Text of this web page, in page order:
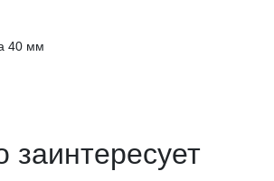
40 мм
заинтересует